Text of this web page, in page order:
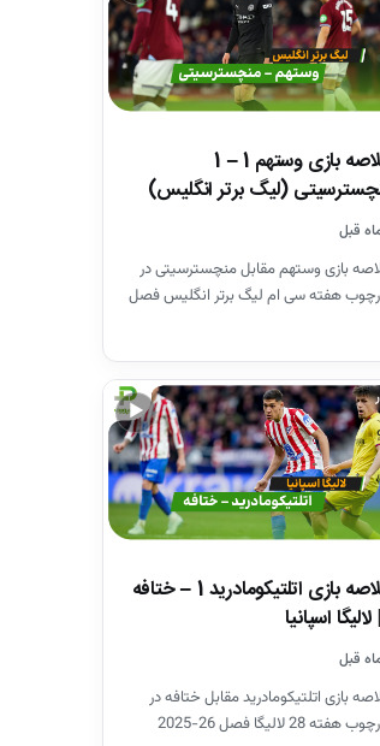
خلاصه بازی وستهم 1 – 1
(لیگ برتر انگلیس)
بازی وستهم مقابل منچسترسیتی در
هفته سی ام لیگ برتر انگلیس فصل
▶
خلاصه بازی اتلتیکومادرید 1 – ختافه
بازی اتلتیکومادرید مقابل ختافه در
هفته 28 لالیگا فصل 26-2025